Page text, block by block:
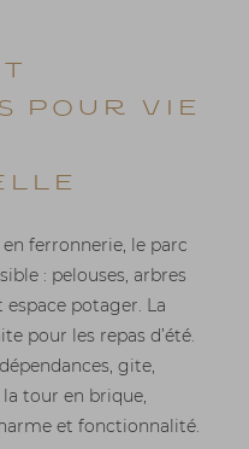
pour vie
ferronnerie, le parc
: pelouses, arbres
potager. La
pour les repas d’été.
gite,
tour en brique,
et fonctionnalité.